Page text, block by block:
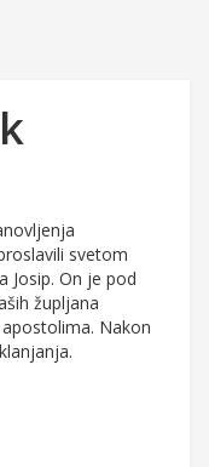
svetom
Josip. On je pod
župljana
Nakon